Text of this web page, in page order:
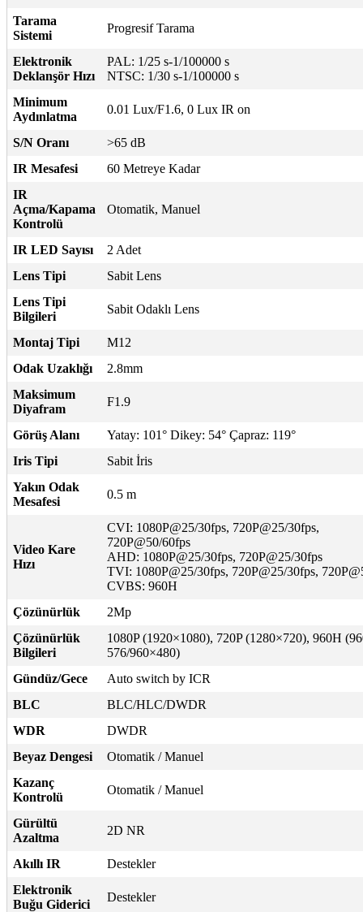
Tarama
Sistemi
Progresif Tarama
Elektronik
Deklanşör Hızı
PAL: 1/25 s-1/100000 s
NTSC: 1/30 s-1/100000 s
Minimum
Aydınlatma
0.01 Lux/F1.6, 0 Lux IR on
S/N Oranı
>65 dB
IR Mesafesi
60 Metreye Kadar
IR
Açma/Kapama
Kontrolü
Otomatik, Manuel
IR LED Sayısı
2 Adet
Lens Tipi
Sabit Lens
Lens Tipi
Bilgileri
Sabit Odaklı Lens
Montaj Tipi
M12
Odak Uzaklığı
2.8mm
Maksimum
Diyafram
F1.9
Görüş Alanı
Yatay: 101° Dikey: 54° Çapraz: 119°
Iris Tipi
Sabit İris
Yakın Odak
Mesafesi
0.5 m
Video Kare
Hızı
CVI: 1080P@25/30fps, 720P@25/30fps,
720P@50/60fps
AHD: 1080P@25/30fps, 720P@25/30fps
TVI: 1080P@25/30fps, 720P@25/30fps,
CVBS: 960H
Çözünürlük
2Mp
Çözünürlük
Bilgileri
1080P (1920×1080), 720P (1280×720), 960H
576/960×480)
Gündüz/Gece
Auto switch by ICR
BLC
BLC/HLC/DWDR
WDR
DWDR
Beyaz Dengesi
Otomatik / Manuel
Kazanç
Kontrolü
Otomatik / Manuel
Gürültü
Azaltma
2D NR
Akıllı IR
Destekler
Elektronik
Buğu Giderici
Destekler